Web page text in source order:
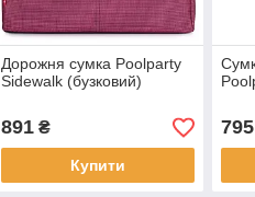
Дорожня сумка Poolparty
Sidewalk (бузковий)
891₴
Купити
795